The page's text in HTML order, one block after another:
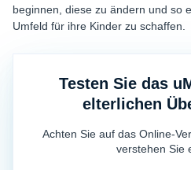
beginnen, diese zu ändern und so
Umfeld für ihre Kinder zu schaffen.
Testen Sie das
elterlichen
Achten Sie auf das Online-
verstehen Sie